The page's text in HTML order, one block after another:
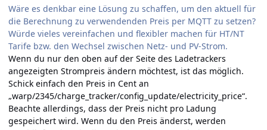
Wäre es denkbar eine Lösung zu schaffen, um den aktuell für
die Berechnung zu verwendenden Preis per MQTT zu setzen?
Würde vieles vereinfachen und flexibler machen für HT/NT
Tarife bzw. den Wechsel zwischen Netz- und PV-Strom.
Wenn du nur den oben auf der Seite des Ladetrackers
angezeigten Strompreis ändern möchtest, ist das möglich.
Schick einfach den Preis in Cent an
„warp/2345/charge_tracker/config_update/electricity_price“.
Beachte allerdings, dass der Preis nicht pro Ladung
gespeichert wird. Wenn du den Preis änderst, werden